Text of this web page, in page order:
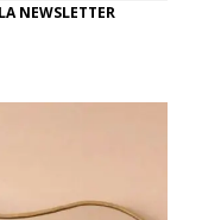
NEWSLETTER